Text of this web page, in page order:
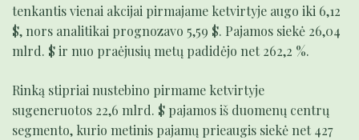
tenkantis vienai akcijai pirmajame ketvirtyje augo iki 6,12
$, nors analitikai prognozavo 5,59 $. Pajamos siekė 26,04
mlrd. $ ir nuo praėjusių metų padidėjo net 262,2 %.
Rinką stipriai nustebino pirmame ketvirtyje
sugeneruotos 22,6 mlrd. $ pajamos iš duomenų centrų
segmento, kurio metinis pajamų prieaugis siekė net 427